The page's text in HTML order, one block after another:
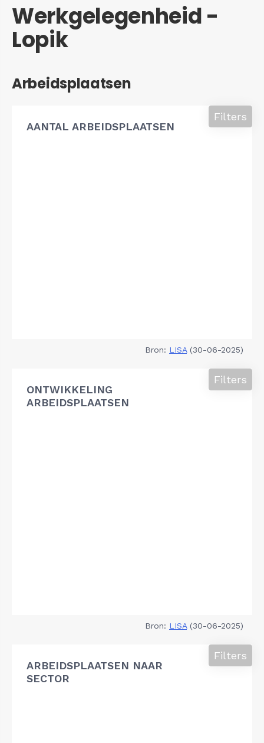
Werkgelegenheid -
Lopik
Arbeidsplaatsen
AANTAL ARBEIDSPLAATSEN
Filters
Bron: LISA(30-06-2025)
ONTWIKKELING
ARBEIDSPLAATSEN
Filters
Bron: LISA(30-06-2025)
ARBEIDSPLAATSEN NAAR
SECTOR
Filters